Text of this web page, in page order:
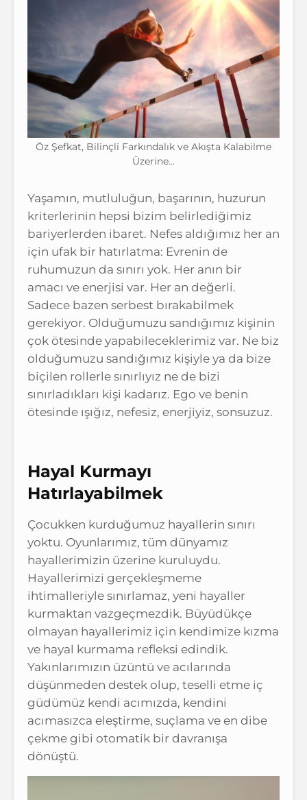
Öz Şefkat, Bilinçli Farkındalık ve Akışta Kalabilme
Üzerine…
Yaşamın, mutluluğun, başarının, huzurun
kriterlerinin hepsi bizim belirlediğimiz
bariyerlerden ibaret. Nefes aldığımız her an
için ufak bir hatırlatma: Evrenin de
ruhumuzun da sınırı yok. Her anın bir
amacı ve enerjisi var. Her an değerli.
Sadece bazen serbest bırakabilmek
gerekiyor. Olduğumuzu sandığımız kişinin
çok ötesinde yapabileceklerimiz var. Ne biz
olduğumuzu sandığımız kişiyle ya da bize
biçilen rollerle sınırlıyız ne de bizi
sınırladıkları kişi kadarız. Ego ve benin
ötesinde ışığız, nefesiz, enerjiyiz, sonsuzuz.
Hayal Kurmayı
Hatırlayabilmek
Çocukken kurduğumuz hayallerin sınırı
yoktu. Oyunlarımız, tüm dünyamız
hayallerimizin üzerine kuruluydu.
Hayallerimizi gerçekleşmeme
ihtimalleriyle sınırlamaz, yeni hayaller
kurmaktan vazgeçmezdik. Büyüdükçe
olmayan hayallerimiz için kendimize kızma
ve hayal kurmama refleksi edindik.
Yakınlarımızın üzüntü ve acılarında
düşünmeden destek olup, teselli etme iç
güdümüz kendi acımızda, kendini
acımasızca eleştirme, suçlama ve en dibe
çekme gibi otomatik bir davranışa
dönüştü.